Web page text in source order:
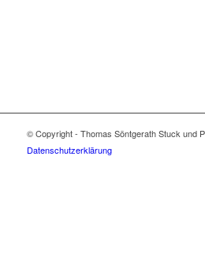
© Copyright - Thomas Söntgerath Stuck und
Datenschutzerklärung